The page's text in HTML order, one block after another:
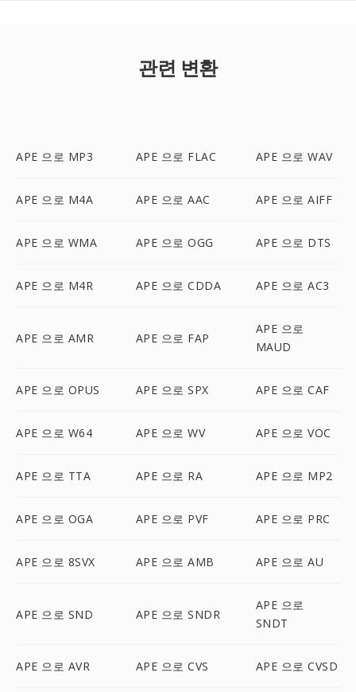
관련 변환
APE 으로 MP3 APE 으로 FLAC APE 으로 WAV
APE 으로 M4A APE 으로 AAC APE 으로 AIFF
APE 으로 WMA APE 으로 OGG APE 으로 DTS
APE 으로 M4R APE 으로 CDDA APE 으로 AC3
APE 으로 AMR APE 으로 FAP
APE 으로
MAUD
APE 으로 OPUS APE 으로 SPX APE 으로 CAF
APE 으로 W64 APE 으로 WV APE 으로 VOC
APE 으로 TTA APE 으로 RA APE 으로 MP2
APE 으로 OGA APE 으로 PVF APE 으로 PRC
APE 으로 8SVX APE 으로 AMB APE 으로 AU
APE 으로 SND APE 으로 SNDR
APE 으로
SNDT
APE 으로 AVR APE 으로 CVS APE 으로 CVSD